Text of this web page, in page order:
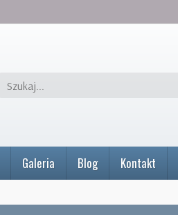
Galeria Blog Kontakt